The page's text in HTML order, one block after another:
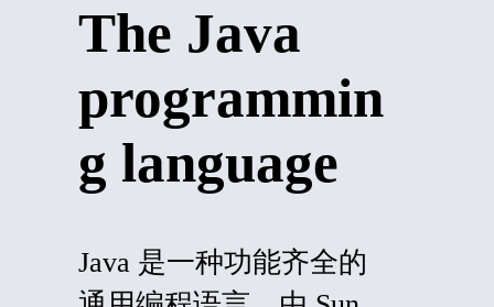
The Java
programmin
g language
Java 是一种功能齐全的